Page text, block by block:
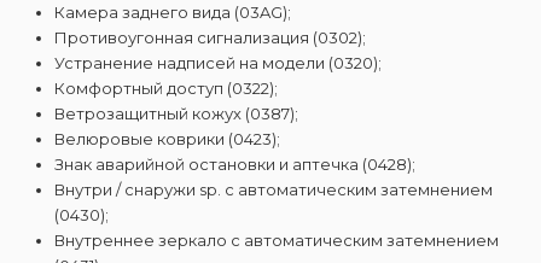
Камера заднего вида (03AG);
Противоугонная сигнализация (0302);
Устранение надписей на модели (0320);
Комфортный доступ (0322);
Ветрозащитный кожух (0387);
Велюровые коврики (0423);
Знак аварийной остановки и аптечка (0428);
Внутри / снаружи sp. с автоматическим затемнением
(0430);
Внутреннее зеркало с автоматическим затемнением